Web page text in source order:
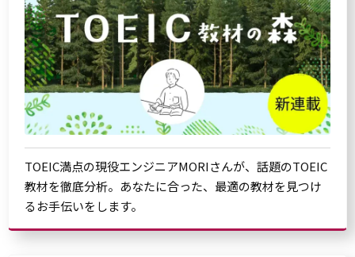
TOEIC満点の現役エンジニアMORIさんが、話題のTOEIC
教材を徹底分析。あなたに合った、最適の教材を見つけ
るお手伝いをします。